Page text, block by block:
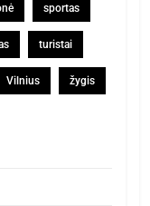
sportas
turistai
Vilnius žygis